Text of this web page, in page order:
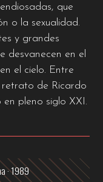
que
o la sexualidad.
y grandes
desvanecen en el
el cielo. Entre
de Ricardo
pleno siglo XXI.
· 1989